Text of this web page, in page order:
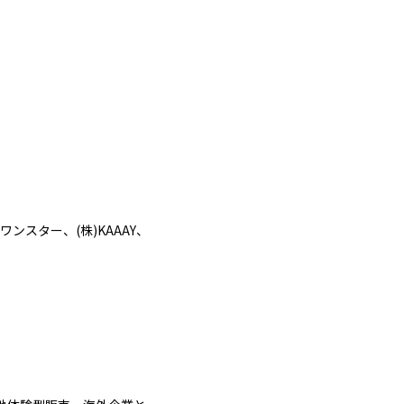
スター、(株)KAAAY、